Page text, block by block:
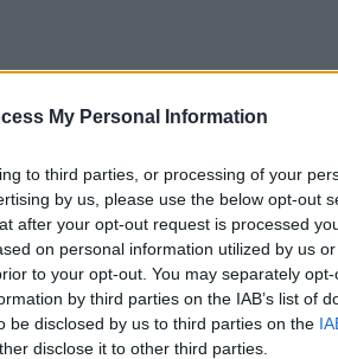
My Personal Information
to third parties, or processing of your
by us, please use the below opt-out
after your opt-out request is processed
on personal information utilized by us
to your opt-out. You may separately
by third parties on the IAB’s list of
be disclosed by us to third parties on the
disclose it to other third parties.
Ninguno de los dos
encontraba respuesta
el ritmo del partido en
firme gracias a su